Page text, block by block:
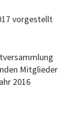
vorgestellt
Mitglieder
2016